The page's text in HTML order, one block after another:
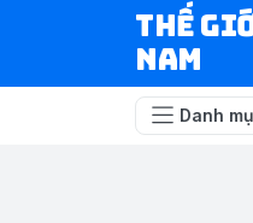
Thế
Nam
Danh